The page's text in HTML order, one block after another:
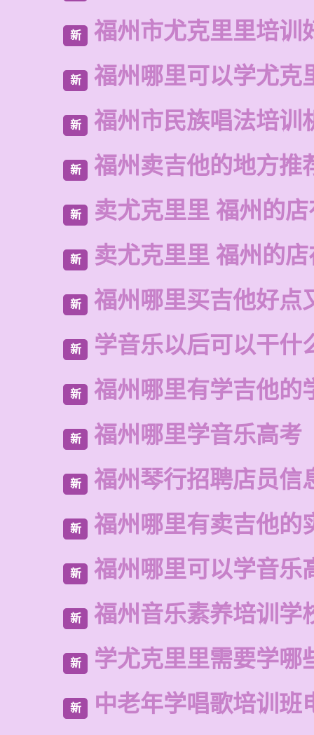
新 福州市尤克里里培训
新 福州哪里可以学尤克
新 福州市民族唱法培训
新 福州卖吉他的地方推
新 卖尤克里里 福州的
新 卖尤克里里 福州的
新 福州哪里买吉他好点
新 学音乐以后可以干什
新 福州哪里有学吉他的
新 福州哪里学音乐高考
新 福州琴行招聘店员信
新 福州哪里有卖吉他的
新 福州哪里可以学音乐
新 福州音乐素养培训学
新 学尤克里里需要学哪
新 中老年学唱歌培训班